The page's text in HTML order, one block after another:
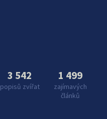
3 542
popisů zvířat
1 499
zajímavých
článků